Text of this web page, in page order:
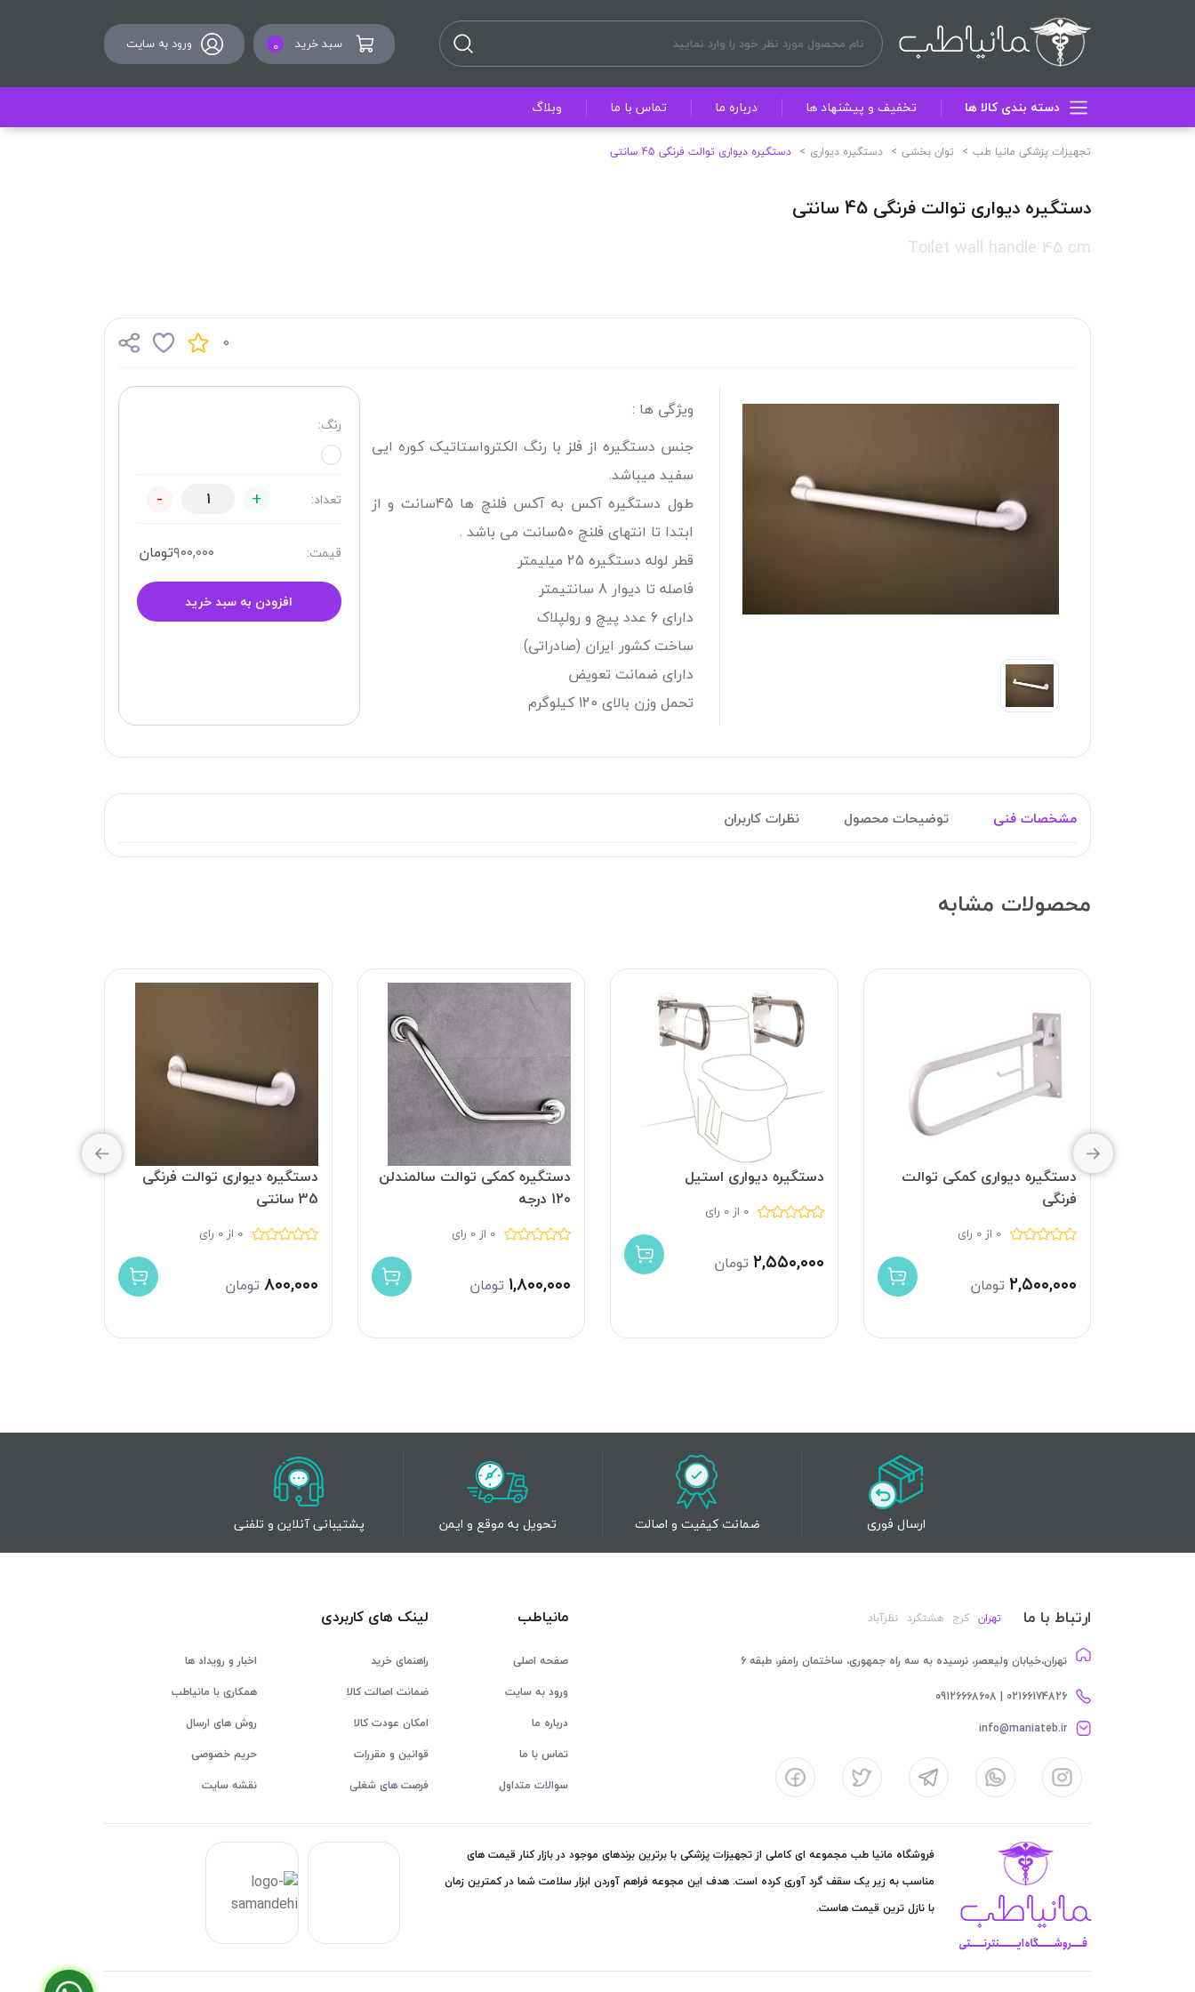
سبد خرید 0 ورود به سایت
دسته بندی کالا ها تخفیف و پیشنهاد ها درباره ما تماس با ما وبلاگ
تجهیزات پزشکی مانیا طب توان بخشی دستگیره دیواری دستگیره دیواری توالت فرنگی 45 سانتی
دستگیره دیواری توالت فرنگی 45 سانتی
Toilet wall handle 45 cm
0
ویژگی ها :
جنس دستگیره از فلز با رنگ الکترواستاتیک کوره ایی
سفید میباشد.
طول دستگیره آکس به آکس فلنچ ها 45سانت و از
ابتدا تا انتهای فلنچ 50سانت می باشد .
قطر لوله دستگیره 25 میلیمتر
فاصله تا دیوار 8 سانتیمتر
دارای 6 عدد پیچ و رولپلاک
ساخت کشور ایران (صادراتی)
دارای ضمانت تعویض
تحمل وزن بالای 120 کیلوگرم
رنگ:
تعداد: +
-
قیمت: ۹۰۰,۰۰۰تومان
افزودن به سبد خرید
مشخصات فنی توضیحات محصول نظرات کاربران
محصولات مشابه
دستگیره دیواری کمکی توالت
فرنگی
0 از 0 رای
۲,۵۰۰,۰۰۰ تومان
دستگیره دیواری استیل
0 از 0 رای
۲,۵۵۰,۰۰۰ تومان
دستگیره کمکی توالت سالمندلن
120 درجه
0 از 0 رای
۱,۸۰۰,۰۰۰ تومان
دستگیره دیواری توالت فرنگی
35 سانتی
0 از 0 رای
۸۰۰,۰۰۰ تومان
ارسال فوری ضمانت کیفیت و اصالت تحویل به موقع و ایمن پشتیبانی آنلاین و تلفنی
ارتباط با ما تهران کرج هشتگرد نظرآباد
تهران،خیابان ولیعصر، نرسیده به سه راه جمهوری، ساختمان رامفر، طبقه 6
02166174826 | 09126668608
info@maniateb.ir
مانیاطب
صفحه اصلی
ورود به سایت
درباره ما
تماس با ما
سوالات متداول
لینک های کاربردی
راهنمای خرید
اخبار و رویداد ها
ضمانت اصالت کالا
همکاری با مانیاطب
امکان عودت کالا
روش های ارسال
قوانین و مقررات
حریم خصوصی
فرصت های شغلی
نقشه سایت
فروشگاه مانیا طب مجموعه ای کاملی از تجهیزات پزشکی با برترین برندهای موجود در بازار کنار قیمت های
مناسب به زیر یک سقف گرد آوری کرده است. هدف این مجوعه فراهم آوردن ابزار سلامت شما در کمترین زمان
با نازل ترین قیمت هاست.